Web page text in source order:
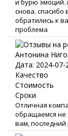
и бурю эмоций.
снова.
обратились к
проблема
Антонина
Дата: 2024-07-
Качество
Стоимость
Сроки
Отличная
обращаемся не
вам, последний